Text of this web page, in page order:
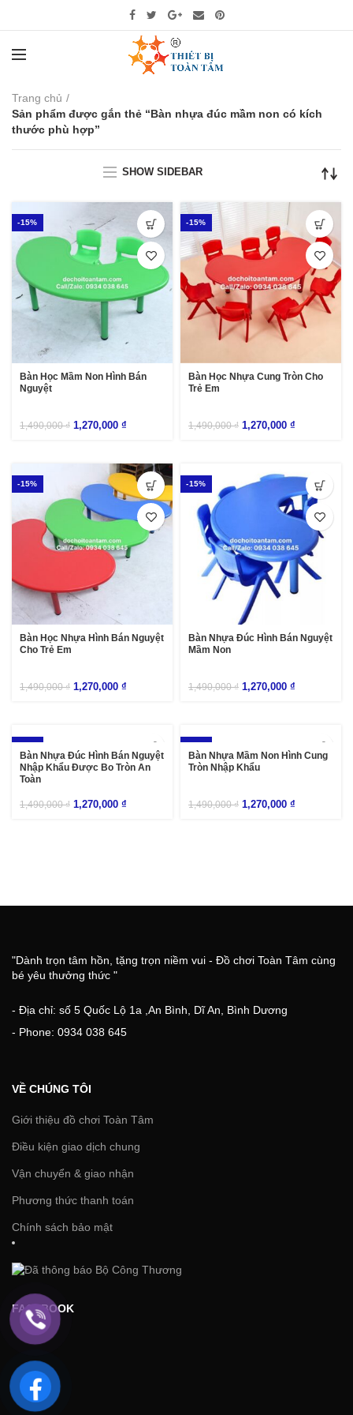
Trang chủ
Sản phẩm được gắn thẻ “Bàn nhựa đúc mầm non có kích
thước phù hợp”
SHOW SIDEBAR
-15%
Bàn Học Mầm Non Hình Bán
Nguyệt
1,490,000₫ 1,270,000 ₫
-15%
Bàn Học Nhựa Cung Tròn Cho
Trẻ Em
1,490,000₫ 1,270,000 ₫
-15%
Bàn Học Nhựa Hình Bán Nguyệt
Cho Trẻ Em
1,490,000₫ 1,270,000 ₫
-15%
Bàn Nhựa Đúc Hình Bán Nguyệt
Mầm Non
1,490,000₫ 1,270,000 ₫
-15%
Bàn Nhựa Đúc Hình Bán Nguyệt
Nhập Khẩu Được Bo Tròn An
Toàn
1,490,000₫ 1,270,000 ₫
-15%
Bàn Nhựa Mầm Non Hình Cung
Tròn Nhập Khẩu
1,490,000₫ 1,270,000 ₫
"Dành trọn tâm hồn, tặng trọn niềm vui - Đồ chơi Toàn Tâm cùng
bé yêu thưởng thức "
- Địa chỉ: số 5 Quốc Lộ 1a ,An Bình, Dĩ An, Bình Dương
- Phone: 0934 038 645
VỀ CHÚNG TÔI
Giới thiệu đồ chơi Toàn Tâm
Điều kiện giao dịch chung
Vận chuyển & giao nhận
Phương thức thanh toán
Chính sách bảo mật
FACEBOOK